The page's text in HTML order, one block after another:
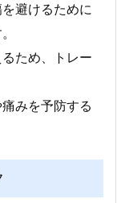
避けるために
ため、トレー
みを予防する